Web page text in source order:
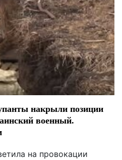
накрыли позиции
военный.
на провокации